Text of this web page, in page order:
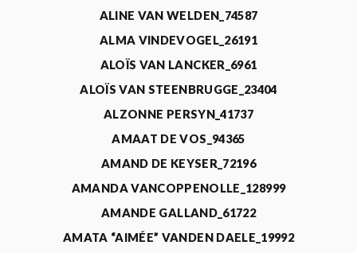
ALINE VAN WELDEN_74587
ALMA VINDEVOGEL_26191
ALOÏS VAN LANCKER_6961
ALOÏS VAN STEENBRUGGE_23404
ALZONNE PERSYN_41737
AMAAT DE VOS_94365
AMAND DE KEYSER_72196
AMANDA VANCOPPENOLLE_128999
AMANDE GALLAND_61722
AMATA “AIMÉE” VANDEN DAELE_19992